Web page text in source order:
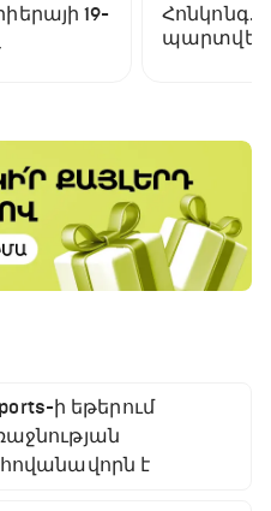
19-
Հոնկոնգ.
ի եթերում
է